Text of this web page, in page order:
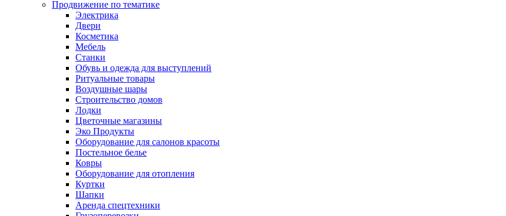
Продвижение по тематике
Электрика
Двери
Косметика
Мебель
Станки
Обувь и одежда для выступлений
Ритуальные товары
Воздушные шары
Строительство домов
Лодки
Цветочные магазины
Эко Продукты
Оборудование для салонов красоты
Постельное белье
Ковры
Оборудование для отопления
Куртки
Шапки
Аренда спецтехники